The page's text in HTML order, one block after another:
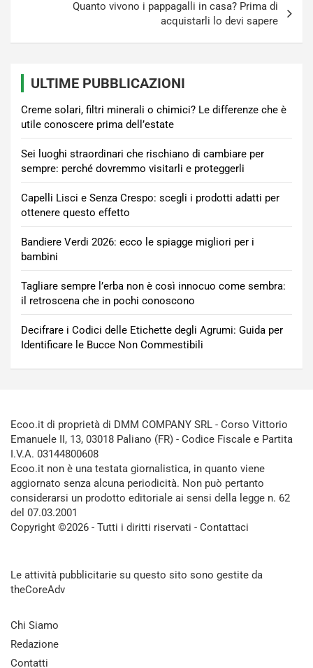
Quanto vivono i pappagalli in casa? Prima di
acquistarli lo devi sapere
ULTIME PUBBLICAZIONI
Creme solari, filtri minerali o chimici? Le differenze che è
utile conoscere prima dell’estate
Sei luoghi straordinari che rischiano di cambiare per
sempre: perché dovremmo visitarli e proteggerli
Capelli Lisci e Senza Crespo: scegli i prodotti adatti per
ottenere questo effetto
Bandiere Verdi 2026: ecco le spiagge migliori per i
bambini
Tagliare sempre l’erba non è così innocuo come sembra:
il retroscena che in pochi conoscono
Decifrare i Codici delle Etichette degli Agrumi: Guida per
Identificare le Bucce Non Commestibili
Ecoo.it di proprietà di DMM COMPANY SRL - Corso Vittorio
Emanuele II, 13, 03018 Paliano (FR) - Codice Fiscale e Partita
I.V.A. 03144800608
Ecoo.it non è una testata giornalistica, in quanto viene
aggiornato senza alcuna periodicità. Non può pertanto
considerarsi un prodotto editoriale ai sensi della legge n. 62
del 07.03.2001
Copyright ©2026 - Tutti i diritti riservati - Contattaci
Le attività pubblicitarie su questo sito sono gestite da
theCoreAdv
Chi Siamo
Redazione
Contatti